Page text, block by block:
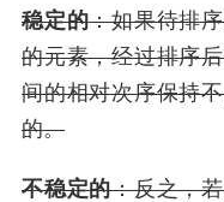
稳定的：如果待排
的元素，经过排序
间的相对次序保持
的。
不稳定的：反之，